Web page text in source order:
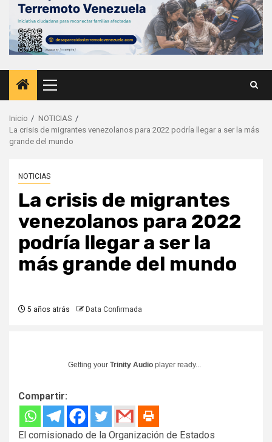
Menú
principal
Inicio
NOTICIAS
La crisis de migrantes venezolanos para 2022 podría llegar a ser la más
grande del mundo
NOTICIAS
La crisis de migrantes
venezolanos para 2022
podría llegar a ser la
más grande del mundo
5 años atrás Data Confirmada
Getting your Trinity Audio player ready...
Compartir:
El comisionado de la Organización de Estados